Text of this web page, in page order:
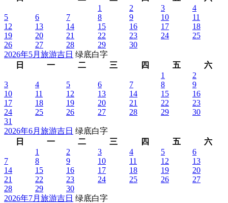
1
2 3
4
5
6 7 8 9 10
11
12
13 14 15 16 17
18
19
20 21 22 23 24
25
26
27 28 29
30
2026年5月旅游吉日 绿底白字
日
一 二 三 四 五
六
1
2
3
4 5 6 7 8
9
10
11 12 13 14 15
16
17
18 19 20 21 22
23
24
25 26 27 28 29
30
31
2026年6月旅游吉日 绿底白字
日
一 二 三 四 五
六
1
2 3 4 5
6
7
8 9 10 11 12
13
14
15 16 17 18 19
20
21
22 23 24 25 26
27
28
29
30
2026年7月旅游吉日 绿底白字